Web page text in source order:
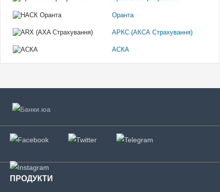
Оранта
АРКС (АКСА Страхування)
АСКА
ПРОДУКТИ